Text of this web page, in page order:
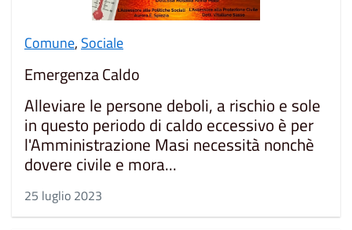
Comune,Sociale
Emergenza Caldo
Alleviare le persone deboli, a rischio e sole
in questo periodo di caldo eccessivo è per
l'Amministrazione Masi necessità nonchè
dovere civile e mora...
25 luglio 2023